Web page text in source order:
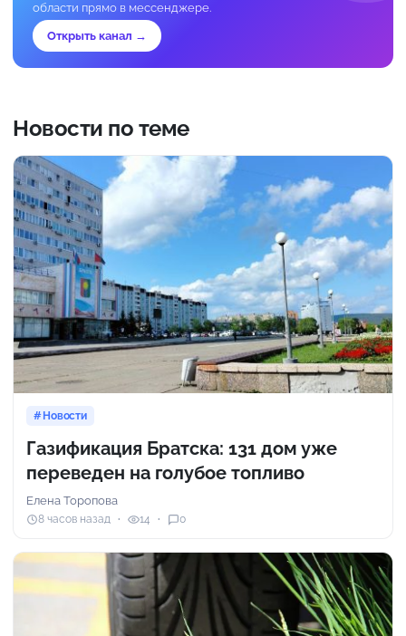
области прямо в мессенджере.
Открыть канал →
Новости по теме
Новости
Газификация Братска: 131 дом уже
переведен на голубое топливо
Елена Торопова
8 часов назад 14 0